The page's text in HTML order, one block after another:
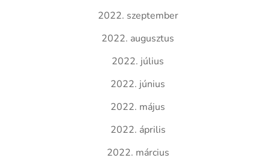
2022. szeptember
2022. augusztus
2022. július
2022. június
2022. május
2022. április
2022. március